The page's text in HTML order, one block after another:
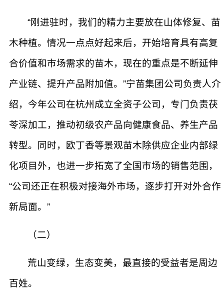
“刚进驻时，我们的精力主要放在山体修复、苗
木种植。情况一点点好起来后，开始培育具有高复
合价值和市场需求的苗木，现在的重点是不断延伸
产业链、提升产品附加值。”宁苗集团公司负责人介
绍，今年公司在杭州成立全资子公司，专门负责茯
苓深加工，推动初级农产品向健康食品、养生产品
转型。同时，欧丁香等景观苗木除供应企业内部绿
化项目外，也进一步拓宽了全国市场的销售范围，
“公司还正在积极对接海外市场，逐步打开对外合作
新局面。”
（二）
荒山变绿，生态变美，最直接的受益者是周边
百姓。